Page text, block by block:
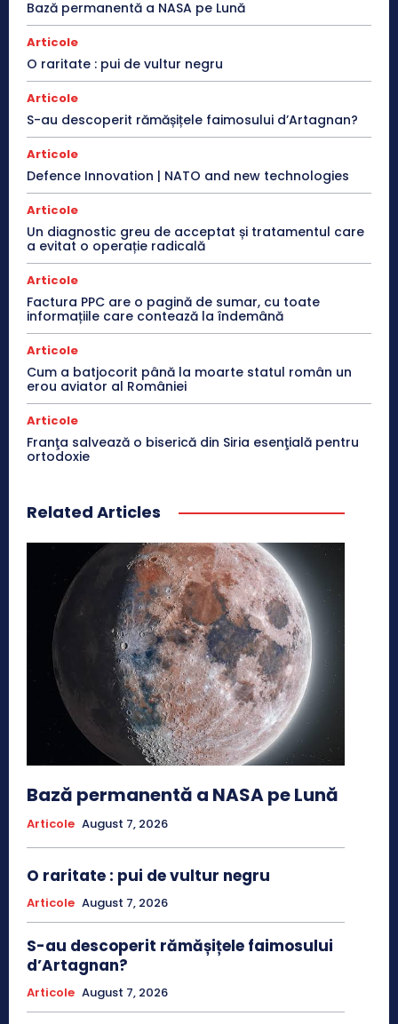
Bază permanentă a NASA pe Lună
Articole
O raritate : pui de vultur negru
Articole
S-au descoperit rămășițele faimosului d’Artagnan?
Articole
Defence Innovation | NATO and new technologies
Articole
Un diagnostic greu de acceptat și tratamentul care
a evitat o operație radicală
Articole
Factura PPC are o pagină de sumar, cu toate
informațiile care contează la îndemână
Articole
Cum a batjocorit până la moarte statul român un
erou aviator al României
Articole
Franţa salvează o biserică din Siria esenţială pentru
ortodoxie
Related Articles
Bază permanentă a NASA pe Lună
Articole August 7, 2026
O raritate : pui de vultur negru
Articole August 7, 2026
S-au descoperit rămășițele faimosului
d’Artagnan?
Articole August 7, 2026